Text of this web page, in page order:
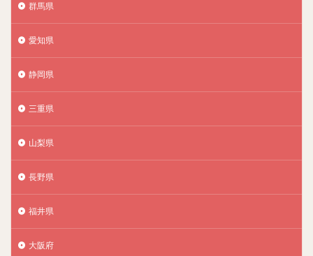
群馬県
愛知県
静岡県
三重県
山梨県
長野県
福井県
大阪府